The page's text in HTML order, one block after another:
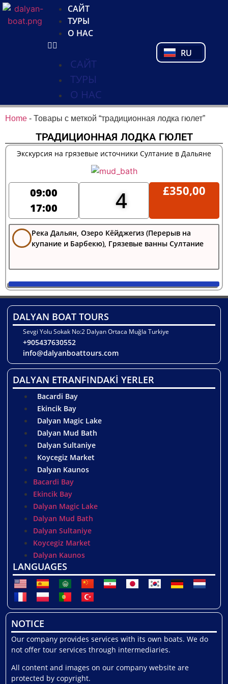
САЙТ
ТУРЫ
О НАС
САЙТ
ТУРЫ
О НАС
RU
PT
TR
Home - Товары с меткой “традиционная лодка гюлет”
ТРАДИЦИОННАЯ ЛОДКА ГЮЛЕТ
Экскурсия на грязевые источники Султание в Дальяне
09:00
17:00
4 £350,00
Река Дальян, Озеро Кёйджегиз (Перерыв на
купание и Барбекю), Грязевые ванны Султание
DALYAN BOAT TOURS
Sevgi Yolu Sokak No:2 Dalyan Ortaca Muğla Turkiye
+905437630552
info@dalyanboattours.com
DALYAN ETRANFINDAKİ YERLER
Bacardi Bay
Ekincik Bay
Dalyan Magic Lake
Dalyan Mud Bath
Dalyan Sultaniye
Koycegiz Market
Dalyan Kaunos
Bacardi Bay
Ekincik Bay
Dalyan Magic Lake
Dalyan Mud Bath
Dalyan Sultaniye
Koycegiz Market
Dalyan Kaunos
LANGUAGES
NOTICE
Our company provides services with its own boats. We do
not offer tour services through intermediaries.
All content and images on our company website are
protected by copyright.